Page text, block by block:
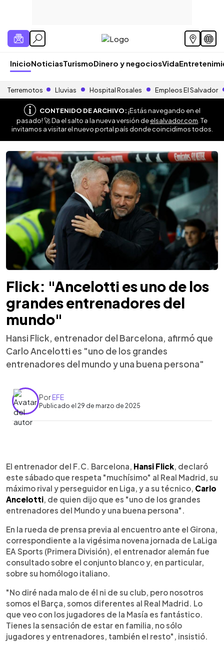
InicioNoticiasTurismoDinero y negociosVida
Terremotos Lluvias Hospital Rosales Empleos El Salvador
CONTENIDO DE ARCHIVO:¡Estás navegando en el
pasado! 🚀 Da el salto a la nueva versión deelsalvador.com . Te
invitamos a visitar el nuevo portal país donde coincidimos todos.
Flick: "Ancelotti es uno de los
grandes entrenadores del
mundo"
Hansi Flick, entrenador del Barcelona, afirmó que
Carlo Ancelotti es "uno de los grandes
entrenadores del mundo y una buena persona"
PorEFE
Publicado el 29 de marzo de 2025
Escuchar artículo
El entrenador del F.C. Barcelona, Hansi Flick, declaró
este sábado que respeta "muchísimo" al Real Madrid, su
máximo rival y perseguidor en Liga, y a su técnico, Carlo
Ancelotti, de quien dijo que es "uno de los grandes
entrenadores del Mundo y una buena persona".
En la rueda de prensa previa al encuentro ante el Girona,
correspondiente a la vigésima novena jornada de LaLiga
EA Sports (Primera División), el entrenador alemán fue
consultado sobre el conjunto blanco y, en particular,
sobre su homólogo italiano.
"No diré nada malo de él ni de su club, pero nosotros
somos el Barça, somos diferentes al Real Madrid. Lo
que veo con los jugadores de la Masía es fantástico.
Tienes la sensación de estar en familia, no sólo
jugadores y entrenadores, también el resto", insistió.